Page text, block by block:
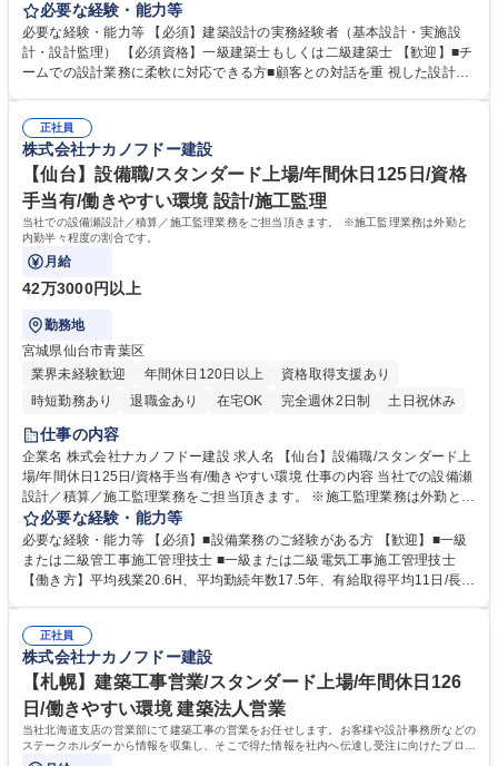
設計担当として以下業務をお任せします。 【詳細】■建築設計(企画・基
本)■図面作成■施主・施工部門との調整 ■法令確認■顧客対応など※仕事内
容の変更範囲：会社の定める業務 【当社】国会議事堂や浅草寺などの日本
を代表する歴史的建造物や、地域密着の人気ショッピングセンター、海外
けてきました。売上の約3～4割が海外建設のため、将来的には海外建設に
も携われるチャンスもあります。 募集職種 【札幌】建築設計/スタンダー
ド上場/年休124日/働きやすい環境◎
必要な経験・能力等
必要な経験・能力等 【必須】建築設計の実務経験者（基本設計・実施設
計・設計監理） 【必須資格】一級建築士もしくは二級建築士 【歓迎】■チ
ームでの設計業務に柔軟に対応できる方■顧客との対話を重 視した設計が
業が可能な環境。土日出勤の場合も代休を取得いただきます。月の残業 時
間は45時間を超えることは基本的になく、時差出勤制度もあります◎【充
実した研修制度】階層等に応じた研修制度が充実、資格支援制度もあり。
社員ひとりひとりのスキルアップを後押ししています。 学歴・資格 学
歴：大学院 大学 高専 短大 専修学校 高校 語学力： 資格：一級建築士 二級
建築士 1級建築施工管理技士
正社員
株式会社ナカノフドー建設
【仙台】設備職/スタンダード上場/年間休日125日/資格
手当有/働きやすい環境 設計/施工監理
当社での設備瀬設計／積算／施工監理業務をご担当頂きます。 ※施工監理業務は外勤と
内勤半々程度の割合です。
月給
42万3000円以上
勤務地
宮城県仙台市青葉区
業界未経験歓迎
年間休日120日以上
資格取得支援あり
時短勤務あり
退職金あり 在宅OK 完全週休2日制 土日祝休み
仕事の内容
企業名 株式会社ナカノフドー建設 求人名 【仙台】設備職/スタンダード上
場/年間休日125日/資格手当有/働きやすい環境 仕事の内容 当社での設備瀬
設計／積算／施工監理業務をご担当頂きます。 ※施工監理業務は外勤と内
勤半々程度の割合です。 設計・施工案件の空調換気設備、給排水衛生設
備、電気設備の設計/積算/ 施工監理をお任せします。 【具体的には】 ■工
事原価積算 ■見積書の作成 ■協力業者との連携 ■工事内容確認 ■品質管理 ■
機器や配管の図面配置 など ※施工監理業務は外勤内勤半々程度、積算業
必要な経験・能力等
必要な経験・能力等 【必須】■設備業務のご経験がある方 【歓迎】■一級
または二級管工事施工管理技士 ■一級または二級電気工事施工管理技士
【働き方】平均残業20.6H、平均勤続年数17.5年、有給取得平均11日/長期
【充実した研修制度】階層等に応じた研修制度が充実、資格支援制度もあ
り。社員ひとりひとりのスキルアップを後押ししています。 学歴・資格
学歴：大学院 大学 高専 短大 専修学校 高校 語学力： 資格：1級電気工事
施工管理技士 1級管工事施工管理技士
正社員
株式会社ナカノフドー建設
【札幌】建築工事営業/スタンダード上場/年間休日126
日/働きやすい環境 建築法人営業
当社北海道支店の営業部にて建築工事の営業をお任せします。お客様や設計事務所などの
ステークホルダーから情報を収集し、そこで得た情報を社内へ伝達し受注に向けたプロジ
ェクトを取りまとめます。受注後は関係各